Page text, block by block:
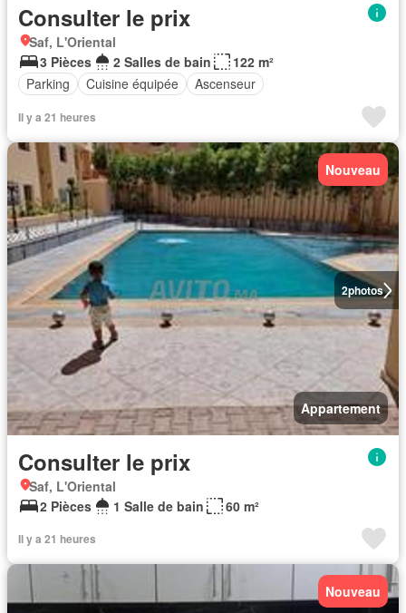
Consulter le prix
Saf, L'Oriental
3 Pièces
2 Salles de bain
122 m²
Parking
Cuisine équipée Ascenseur
Il y a 21 heures
2photos
Nouveau
Appartement
Consulter le prix
Saf, L'Oriental
2 Pièces
1 Salle de bain 60 m²
Il y a 21 heures
Nouveau